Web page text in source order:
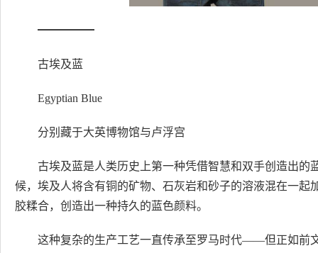
━━━━━
古埃及蓝
Egyptian Blue
分别藏于大英博物馆与卢浮宫
古埃及蓝是人类历史上第一种凭借智慧和双手创造出的
候，埃及人将含有铜的矿物、石灰岩和砂子的溶液混在一
胶糅合，创造出一种持久的蓝色颜料。
这种复杂的生产工艺一直传承至罗马时代——但正如前